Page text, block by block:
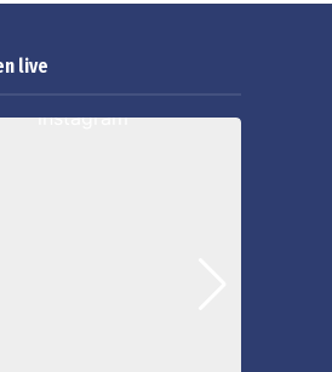
live